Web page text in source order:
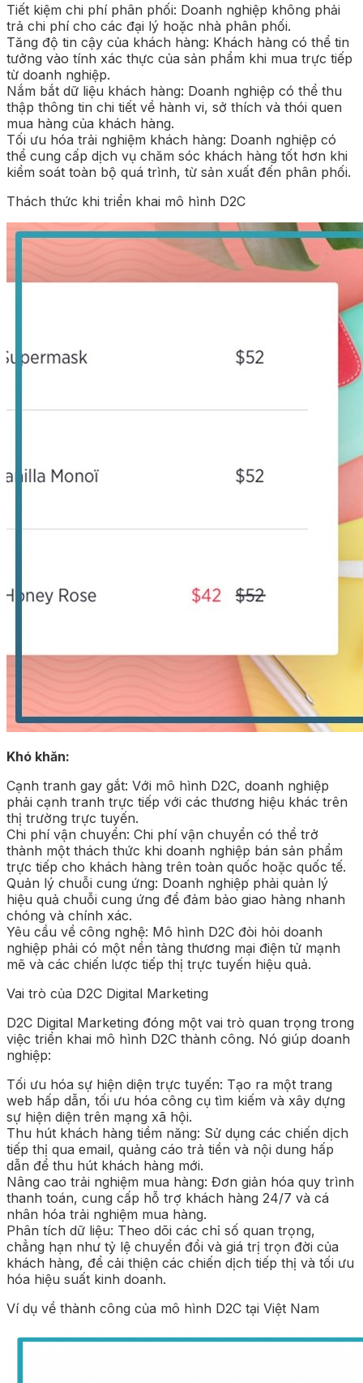
Tiết kiệm chi phí phân phối: Doanh nghiệp không phải
trả chi phí cho các đại lý hoặc nhà phân phối.
Tăng độ tin cậy của khách hàng: Khách hàng có thể tin
tưởng vào tính xác thực của sản phẩm khi mua trực tiếp
từ doanh nghiệp.
Nắm bắt dữ liệu khách hàng: Doanh nghiệp có thể thu
thập thông tin chi tiết về hành vi, sở thích và thói quen
mua hàng của khách hàng.
Tối ưu hóa trải nghiệm khách hàng: Doanh nghiệp có
thể cung cấp dịch vụ chăm sóc khách hàng tốt hơn khi
kiểm soát toàn bộ quá trình, từ sản xuất đến phân phối.
Thách thức khi triển khai mô hình D2C
Khó khăn:
Cạnh tranh gay gắt: Với mô hình D2C, doanh nghiệp
phải cạnh tranh trực tiếp với các thương hiệu khác trên
thị trường trực tuyến.
Chi phí vận chuyển: Chi phí vận chuyển có thể trở
thành một thách thức khi doanh nghiệp bán sản phẩm
trực tiếp cho khách hàng trên toàn quốc hoặc quốc tế.
Quản lý chuỗi cung ứng: Doanh nghiệp phải quản lý
hiệu quả chuỗi cung ứng để đảm bảo giao hàng nhanh
chóng và chính xác.
Yêu cầu về công nghệ: Mô hình D2C đòi hỏi doanh
nghiệp phải có một nền tảng thương mại điện tử mạnh
mẽ và các chiến lược tiếp thị trực tuyến hiệu quả.
Vai trò của D2C Digital Marketing
D2C Digital Marketing đóng một vai trò quan trọng trong
việc triển khai mô hình D2C thành công. Nó giúp doanh
nghiệp:
Tối ưu hóa sự hiện diện trực tuyến: Tạo ra một trang
web hấp dẫn, tối ưu hóa công cụ tìm kiếm và xây dựng
sự hiện diện trên mạng xã hội.
Thu hút khách hàng tiềm năng: Sử dụng các chiến dịch
tiếp thị qua email, quảng cáo trả tiền và nội dung hấp
dẫn để thu hút khách hàng mới.
Nâng cao trải nghiệm mua hàng: Đơn giản hóa quy trình
thanh toán, cung cấp hỗ trợ khách hàng 24/7 và cá
nhân hóa trải nghiệm mua hàng.
Phân tích dữ liệu: Theo dõi các chỉ số quan trọng,
chẳng hạn như tỷ lệ chuyển đổi và giá trị trọn đời của
khách hàng, để cải thiện các chiến dịch tiếp thị và tối ưu
hóa hiệu suất kinh doanh.
Ví dụ về thành công của mô hình D2C tại Việt Nam